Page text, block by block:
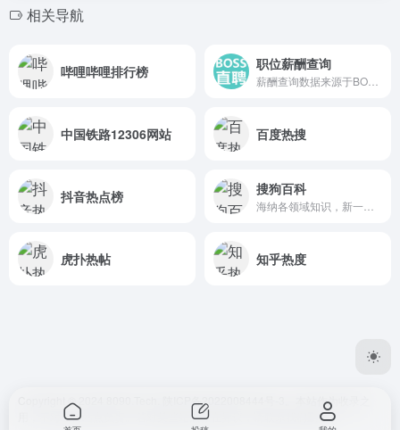
相关导航
哔哩哔哩排行榜 职位薪酬查询
中国铁路12306网站 百度热搜
抖音热点榜 搜狗百科
虎扑热帖 知乎热度
Copyright © 2024 8090.Tech. 陕ICP备2022008444号-3
。本站作为收录之
用，不对任何站点负责。若对某些站点存在异议，请联系我们删除。